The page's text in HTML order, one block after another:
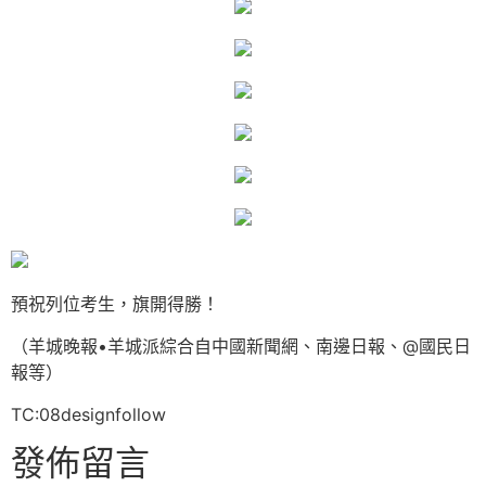
預祝列位考生，旗開得勝！
（羊城晚報•羊城派綜合自中國新聞網、南邊日報、@國民日
報等）
TC:08designfollow
發佈留言